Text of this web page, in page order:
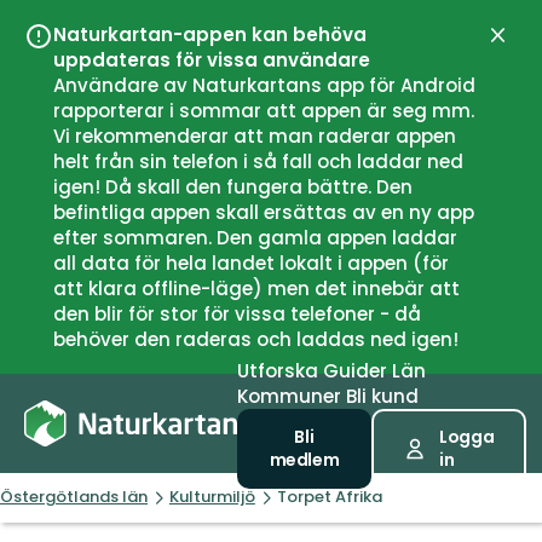
Naturkartan-appen kan behöva
uppdateras för vissa användare
Användare av Naturkartans app för Android
rapporterar i sommar att appen är seg mm.
Vi rekommenderar att man raderar appen
helt från sin telefon i så fall och laddar ned
igen! Då skall den fungera bättre. Den
befintliga appen skall ersättas av en ny app
efter sommaren. Den gamla appen laddar
all data för hela landet lokalt i appen (för
att klara offline-läge) men det innebär att
den blir för stor för vissa telefoner - då
behöver den raderas och laddas ned igen!
UtforskaGuiderLän
Kommuner Bli kund
Bli
medlem
Logga
in
Östergötlands län Kulturmiljö Torpet Afrika